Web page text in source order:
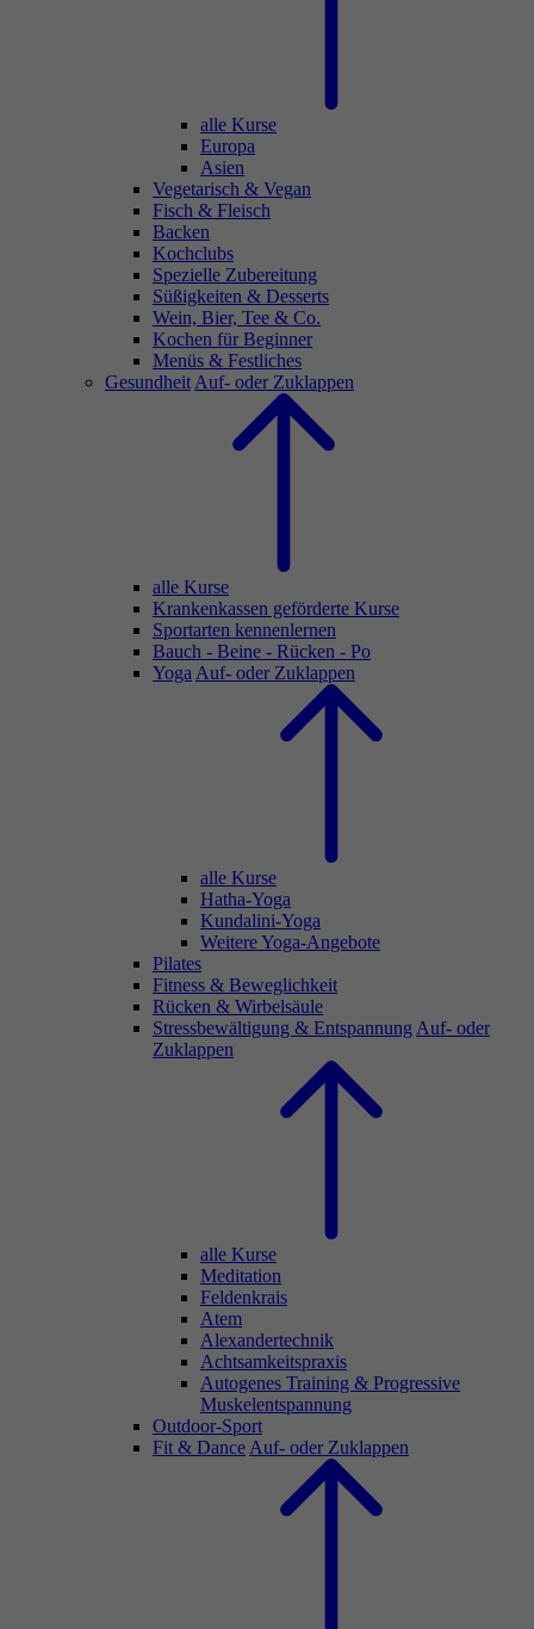
alle Kurse
Europa
Asien
Vegetarisch & Vegan
Fisch & Fleisch
Backen
Kochclubs
Spezielle Zubereitung
Süßigkeiten & Desserts
Wein, Bier, Tee & Co.
Kochen für Beginner
Menüs & Festliches
Gesundheit Auf- oder Zuklappen
alle Kurse
Krankenkassen geförderte Kurse
Sportarten kennenlernen
Bauch - Beine - Rücken - Po
Yoga Auf- oder Zuklappen
alle Kurse
Hatha-Yoga
Kundalini-Yoga
Weitere Yoga-Angebote
Pilates
Fitness & Beweglichkeit
Rücken & Wirbelsäule
Stressbewältigung & Entspannung Auf- oder
Zuklappen
alle Kurse
Meditation
Feldenkrais
Atem
Alexandertechnik
Achtsamkeitspraxis
Autogenes Training & Progressive
Muskelentspannung
Outdoor-Sport
Fit & Dance Auf- oder Zuklappen